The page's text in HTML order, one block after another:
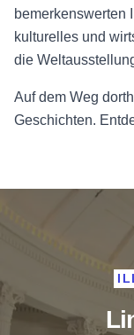
bemerkenswerten
kulturelles und
die
Auf dem Weg
Geschichten.